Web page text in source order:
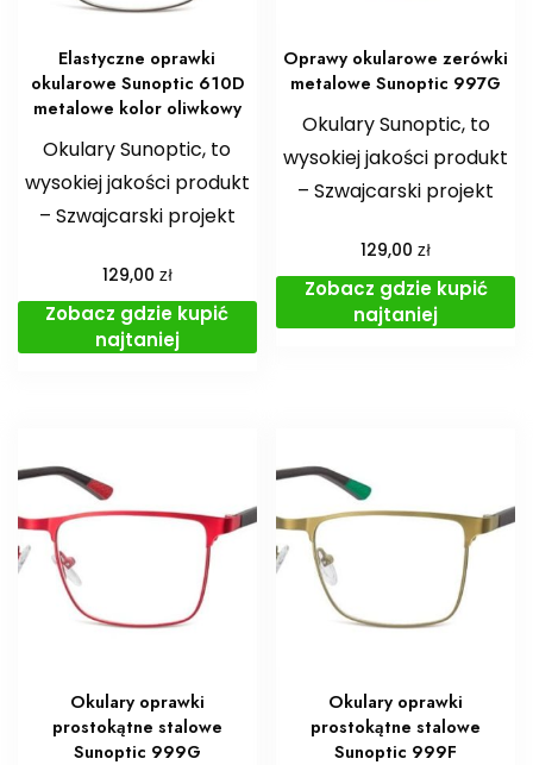
Elastyczne oprawki
okularowe Sunoptic 610D
metalowe kolor oliwkowy
Okulary Sunoptic, to
wysokiej jakości produkt
– Szwajcarski projekt
129,00 zł
Zobacz gdzie kupić
najtaniej
Oprawy okularowe zerówki
metalowe Sunoptic 997G
Okulary Sunoptic, to
wysokiej jakości produkt
– Szwajcarski projekt
129,00zł
Zobacz gdzie kupić
najtaniej
Okulary oprawki
prostokątne stalowe
Sunoptic 999G
Okulary oprawki
prostokątne stalowe
Sunoptic 999F